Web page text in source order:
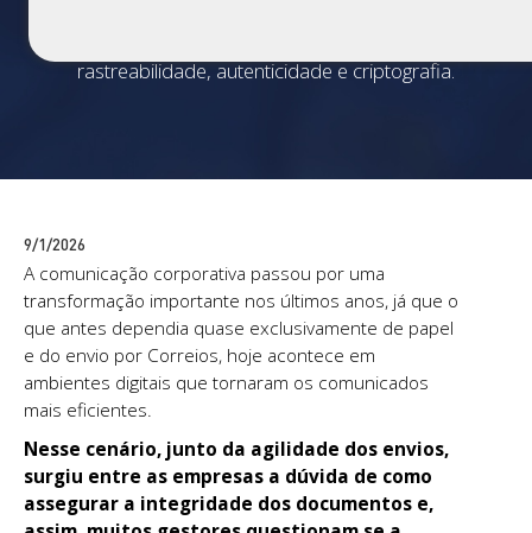
rastreabilidade, autenticidade e criptografia.
9/1/2026
A comunicação corporativa passou por uma
transformação importante nos últimos anos, já que o
que antes dependia quase exclusivamente de papel
e do envio por Correios, hoje acontece em
ambientes digitais que tornaram os comunicados
mais eficientes.
Nesse cenário, junto da agilidade dos envios,
surgiu entre as empresas a dúvida de como
assegurar a integridade dos documentos e,